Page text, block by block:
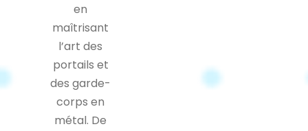
en
maîtrisant
l’art des
portails et
des garde-
corps en
métal. De